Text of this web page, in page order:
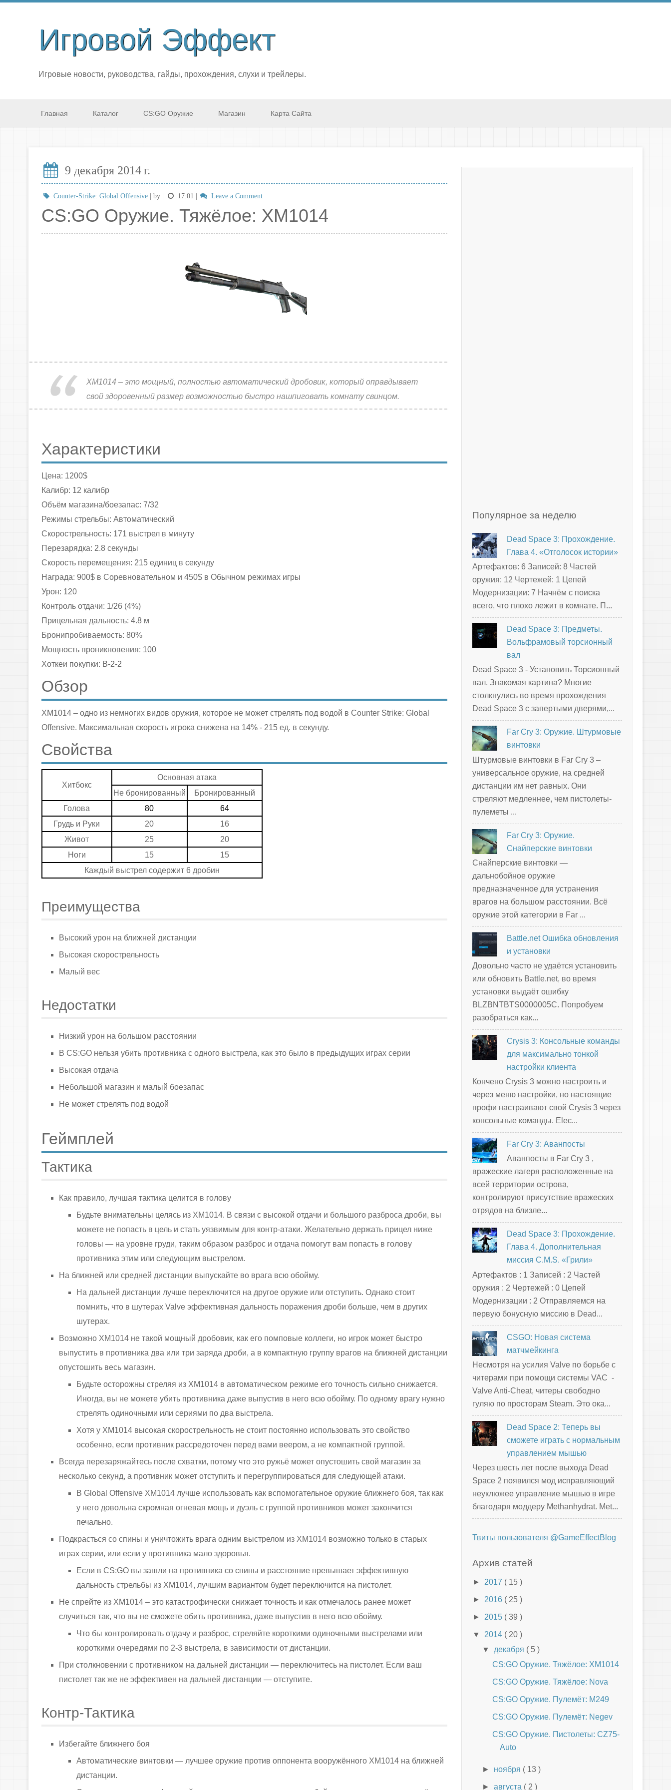
Игровой Эффект
Игровые новости, руководства, гайды, прохождения, слухи и трейлеры.
Главная Каталог CS:GO Оружие Магазин Карта Сайта
9 декабря 2014 г.
Counter-Strike: Global Offensive | by 17:01 Leave a Comment
CS:GO Оружие. Тяжёлое: XM1014
XM1014 – это мощный, полностью автоматический дробовик, который оправдывает
свой здоровенный размер возможностью быстро нашпиговать комнату свинцом.
Характеристики
Цена: 1200$
Калибр: 12 калибр
Объём магазина/боезапас: 7/32
Режимы стрельбы: Автоматический
Скорострельность: 171 выстрел в минуту
Перезарядка: 2.8 секунды
Скорость перемещения: 215 единиц в секунду
Награда: 900$ в Соревновательном и 450$ в Обычном режимах игры
Урон: 120
Контроль отдачи: 1/26 (4%)
Прицельная дальность: 4.8 м
Бронипробиваемость: 80%
Мощность проникновения: 100
Хоткеи покупки: B-2-2
Обзор
XM1014 – одно из немногих видов оружия, которое не может стрелять под водой в Counter Strike: Global
Offensive. Максимальная скорость игрока снижена на 14% - 215 ед. в секунду.
Свойства
Хитбокс
Основная атака
Не бронированный
Бронированный
Голова
80
64
Грудь и Руки
20
16
Живот
25
20
Ноги
15
15
Каждый выстрел содержит 6 дробин
Преимущества
Высокий урон на ближней дистанции
Высокая скорострельность
Малый вес
Недостатки
Низкий урон на большом расстоянии
В CS:GO нельзя убить противника с одного выстрела, как это было в предыдущих играх серии
Высокая отдача
Небольшой магазин и малый боезапас
Не может стрелять под водой
Геймплей
Тактика
Как правило, лучшая тактика целится в голову
Будьте внимательны целясь из XM1014. В связи с высокой отдачи и большого разброса дроби, вы
можете не попасть в цель и стать уязвимым для контр-атаки. Желательно держать прицел ниже
головы — на уровне груди, таким образом разброс и отдача помогут вам попасть в голову
противника этим или следующим выстрелом.
На ближней или средней дистанции выпускайте во врага всю обойму.
На дальней дистанции лучше переключится на другое оружие или отступить. Однако стоит
помнить, что в шутерах Valve эффективная дальность поражения дроби больше, чем в других
шутерах.
Возможно XM1014 не такой мощный дробовик, как его помповые коллеги, но игрок может быстро
выпустить в противника два или три заряда дроби, а в компактную группу врагов на ближней дистанции
опустошить весь магазин.
Будьте осторожны стреляя из XM1014 в автоматическом режиме его точность сильно снижается.
Иногда, вы не можете убить противника даже выпустив в него всю обойму. По одному врагу нужно
стрелять одиночными или сериями по два выстрела.
Хотя у XM1014 высокая скорострельность не стоит постоянно использовать это свойство
особенно, если противник рассредоточен перед вами веером, а не компактной группой.
Всегда перезаряжайтесь после схватки, потому что это ружьё может опустошить свой магазин за
несколько секунд, а противник может отступить и перегруппироваться для следующей атаки.
В Global Offensive XM1014 лучше использовать как вспомогательное оружие ближнего боя, так как
у него довольна скромная огневая мощь и дуэль с группой противников может закончится
печально.
Подкрасться со спины и уничтожить врага одним выстрелом из XM1014 возможно только в старых
играх серии, или если у противника мало здоровья.
Если в CS:GO вы зашли на противника со спины и расстояние превышает эффективную
дальность стрельбы из XM1014, лучшим вариантом будет переключится на пистолет.
Не спрейте из XM1014 – это катастрофически снижает точность и как отмечалось ранее может
случиться так, что вы не сможете обить противника, даже выпустив в него всю обойму.
Что бы контролировать отдачу и разброс, стреляйте короткими одиночными выстрелами или
короткими очередями по 2-3 выстрела, в зависимости от дистанции.
При столкновении с противником на дальней дистанции — переключитесь на пистолет. Если ваш
пистолет так же не эффективен на дальней дистанции — отступите.
Контр-Тактика
Избегайте ближнего боя
Автоматические винтовки — лучшее оружие против оппонента вооружённого XM1014 на ближней
дистанции.
Популярное за неделю
Dead Space 3: Прохождение.
Глава 4. «Отголосок истории»
Артефактов: 6 Записей: 8 Частей
оружия: 12 Чертежей: 1 Цепей
Модернизации: 7 Начнём с поиска
всего, что плохо лежит в комнате. П...
Dead Space 3: Предметы.
Вольфрамовый торсионный
вал
Dead Space 3 - Установить Торсионный
вал. Знакомая картина? Многие
столкнулись во время прохождения
Dead Space 3 с запертыми дверями,...
Far Cry 3: Оружие. Штурмовые
винтовки
Штурмовые винтовки в Far Cry 3 –
универсальное оружие, на средней
дистанции им нет равных. Они
стреляют медленнее, чем пистолеты-
пулеметы ...
Far Cry 3: Оружие.
Снайперские винтовки
Снайперские винтовки —
дальнобойное оружие
предназначенное для устранения
врагов на большом расстоянии. Всё
оружие этой категории в Far ...
Battle.net Ошибка обновления
и установки
Довольно часто не удаётся установить
или обновить Battle.net, во время
установки выдаёт ошибку
BLZBNTBTS0000005C. Попробуем
разобраться как...
Crysis 3: Консольные команды
для максимально тонкой
настройки клиента
Кончено Crysis 3 можно настроить и
через меню настройки, но настоящие
профи настраивают свой Crysis 3 через
консольные команды. Elec...
Far Cry 3: Аванпосты
Аванпосты в Far Cry 3 ,
вражеские лагеря расположенные на
всей территории острова,
контролируют присутствие вражеских
отрядов на близле...
Dead Space 3: Прохождение.
Глава 4. Дополнительная
миссия C.M.S. «Грили»
Артефактов : 1 Записей : 2 Частей
оружия : 2 Чертежей : 0 Цепей
Модернизации : 2 Отправляемся на
первую бонусную миссию в Dead...
CSGO: Новая система
матчмейкинга
Несмотря на усилия Valve по борьбе с
читерами при помощи системы VAC -
Valve Anti-Cheat, читеры свободно
гуляю по просторам Steam. Это ока...
Dead Space 2: Теперь вы
сможете играть с нормальным
управлением мышью
Через шесть лет после выхода Dead
Space 2 появился мод исправляющий
неуклюжее управление мышью в игре
благодаря моддеру Methanhydrat. Met...
Твиты пользователя @GameEffectBlog
Архив статей
► 2017 ( 15 )
► 2016 ( 25 )
► 2015 ( 39 )
▼ 2014 ( 20 )
▼ декабря ( 5 )
CS:GO Оружие. Тяжёлое: XM1014
CS:GO Оружие. Тяжёлое: Nova
CS:GO Оружие. Пулемёт: M249
CS:GO Оружие. Пулемёт: Negev
CS:GO Оружие. Пистолеты: CZ75-
Auto
► ноября ( 13 )
►августа ( 2 )